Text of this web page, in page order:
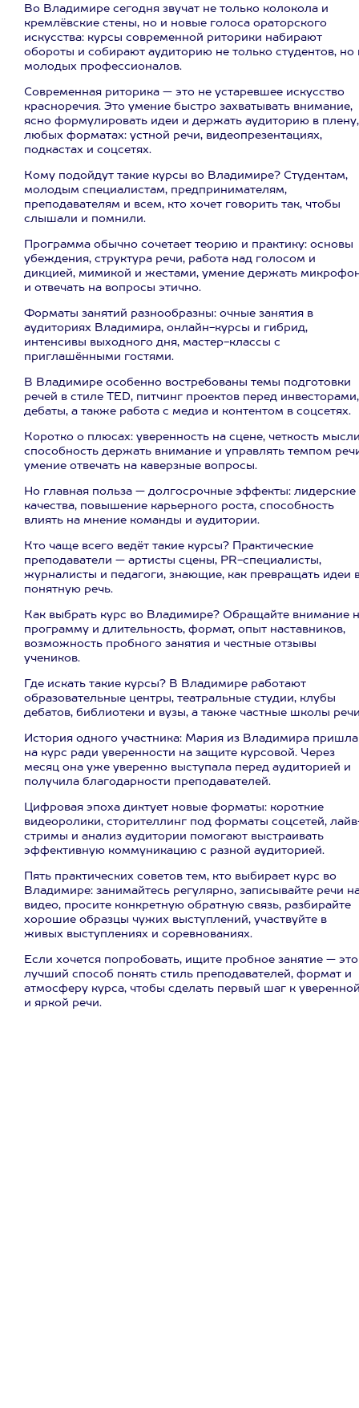
Во Владимире сегодня звучат не только колокола и
кремлёвские стены, но и новые голоса ораторского
искусства: курсы современной риторики набирают
обороты и собирают аудиторию не только студентов, но
молодых профессионалов.
Современная риторика — это не устаревшее искусство
красноречия. Это умение быстро захватывать внимание,
ясно формулировать идеи и держать аудиторию в
любых форматах: устной речи, видеопрезентациях,
подкастах и соцсетях.
Кому подойдут такие курсы во Владимире? Студентам,
молодым специалистам, предпринимателям,
преподавателям и всем, кто хочет говорить так, чтобы
слышали и помнили.
Программа обычно сочетает теорию и практику: основы
убеждения, структура речи, работа над голосом и
дикцией, мимикой и жестами, умение держать
и отвечать на вопросы этично.
Форматы занятий разнообразны: очные занятия в
аудиториях Владимира, онлайн-курсы и гибрид,
интенсивы выходного дня, мастер-классы с
приглашёнными гостями.
В Владимире особенно востребованы темы подготовки
речей в стиле TED, питчинг проектов перед инвесторами,
дебаты, а также работа с медиа и контентом в соцсетях.
Коротко о плюсах: уверенность на сцене, четкость
способность держать внимание и управлять темпом
умение отвечать на каверзные вопросы.
Но главная польза — долгосрочные эффекты: лидерские
качества, повышение карьерного роста, способность
влиять на мнение команды и аудитории.
Кто чаще всего ведёт такие курсы? Практические
преподаватели — артисты сцены, PR-специалисты,
журналисты и педагоги, знающие, как превращать идеи
понятную речь.
Как выбрать курс во Владимире? Обращайте внимание
программу и длительность, формат, опыт наставников,
возможность пробного занятия и честные отзывы
учеников.
Где искать такие курсы? В Владимире работают
образовательные центры, театральные студии, клубы
дебатов, библиотеки и вузы, а также частные школы
История одного участника: Мария из Владимира пришла
на курс ради уверенности на защите курсовой. Через
месяц она уже уверенно выступала перед аудиторией и
получила благодарности преподавателей.
Цифровая эпоха диктует новые форматы: короткие
видеоролики, сторителлинг под форматы соцсетей,
стримы и анализ аудитории помогают выстраивать
эффективную коммуникацию с разной аудиторией.
Пять практических советов тем, кто выбирает курс во
Владимире: занимайтесь регулярно, записывайте речи
видео, просите конкретную обратную связь, разбирайте
хорошие образцы чужих выступлений, участвуйте в
живых выступлениях и соревнованиях.
Если хочется попробовать, ищите пробное занятие — это
лучший способ понять стиль преподавателей, формат и
атмосферу курса, чтобы сделать первый шаг к
и яркой речи.